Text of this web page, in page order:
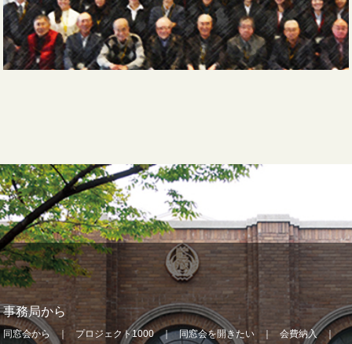
事務局から
同窓会から プロジェクト1000 同窓会を開きたい
会費納入